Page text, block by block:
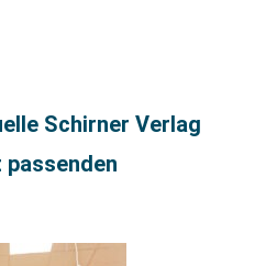
Schirner Verlag